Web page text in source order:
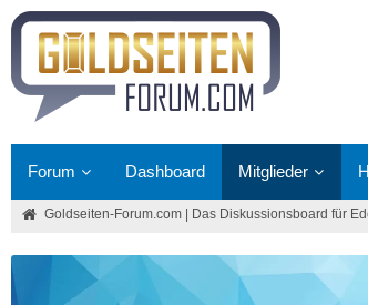
Forum Dashboard Mitglieder
Goldseiten-Forum.com | Das Diskussionsboard für